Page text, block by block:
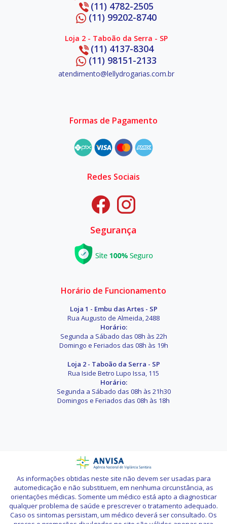
(11) 4782-2505
(11) 99202-8740
Loja 2 - Taboão da Serra - SP
(11) 4137-8304
(11) 98151-2133
atendimento@lellydrogarias.com.br
Formas de Pagamento
Redes Sociais
Segurança
Horário de Funcionamento
Loja 1 - Embu das Artes - SP
Rua Augusto de Almeida, 2488
Horário:
Segunda a Sábado das 08h às 22h
Domingo e Feriados das 08h às 19h
Loja 2 - Taboão da Serra - SP
Rua Iside Betro Lupo Issa, 115
Horário:
Segunda a Sábado das 08h às 21h30
Domingos e Feriados das 08h às 18h
As informações obtidas neste site não devem ser usadas para
automedicação e não substituem, em nenhuma circunstância, as
orientações médicas. Somente um médico está apto a diagnosticar
qualquer problema de saúde e prescrever o tratamento adequado.
Caso os sintomas persistam, um médico deverá ser consultado. Os